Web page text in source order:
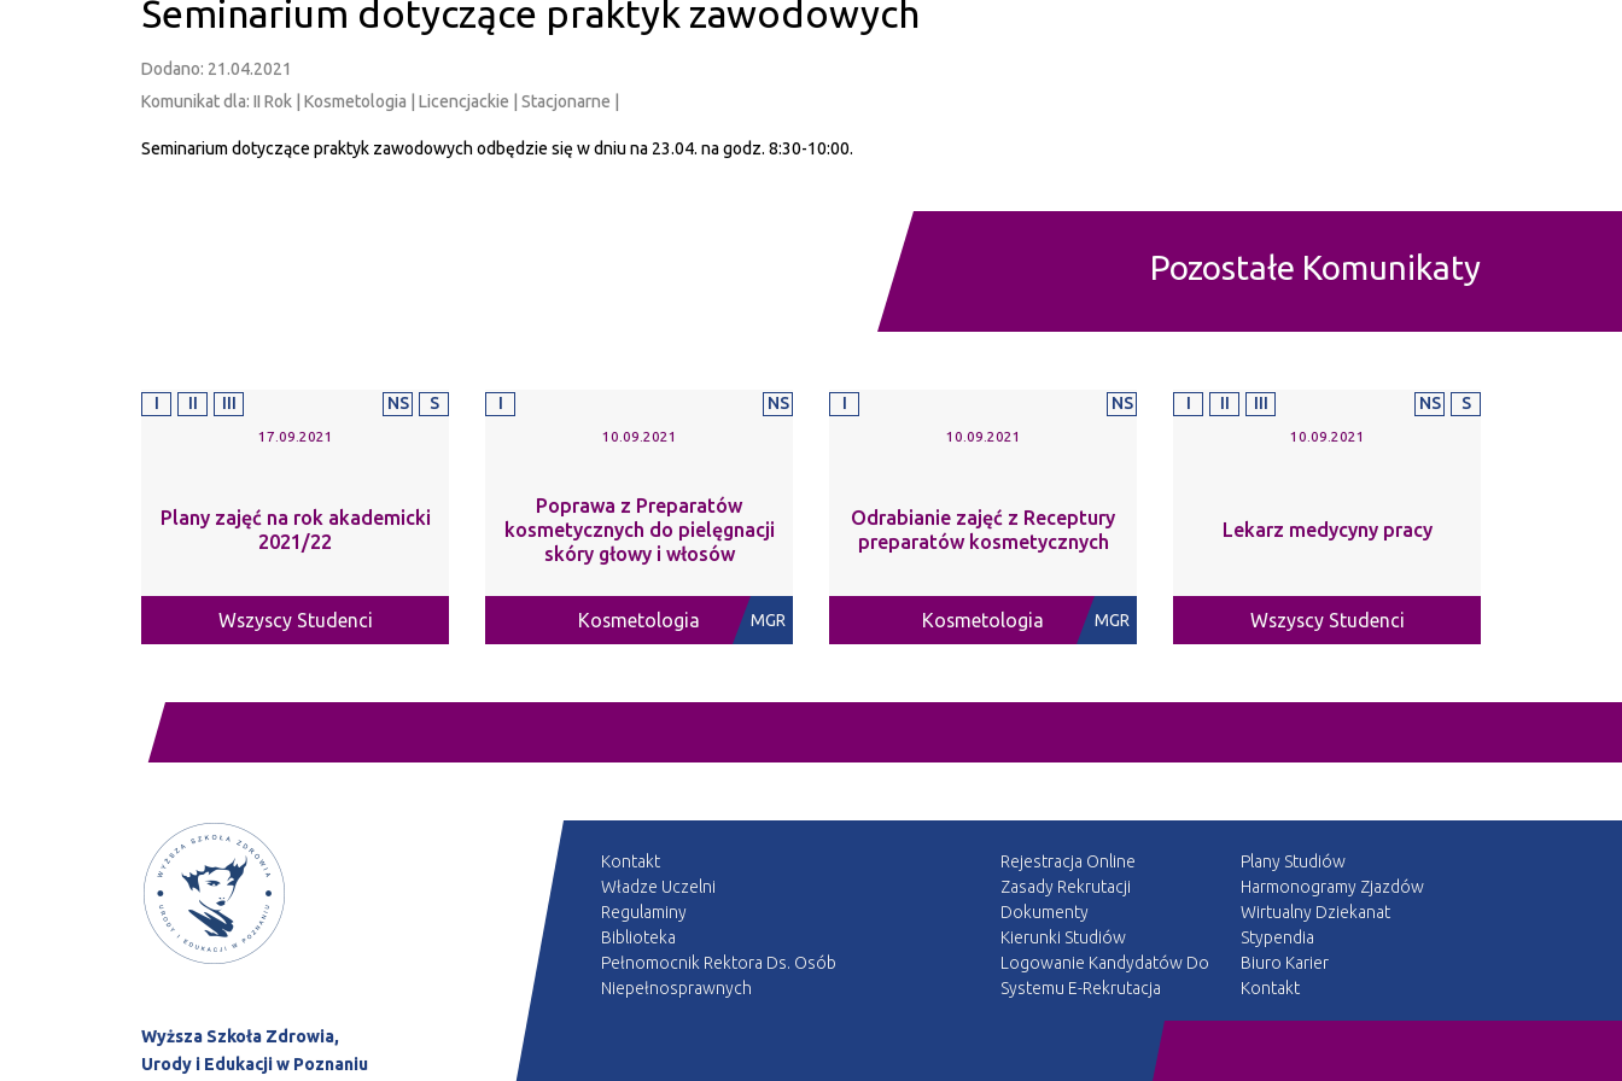
Seminarium dotyczące praktyk zawodowych
Dodano: 21.04.2021
Komunikat dla: II Rok | Kosmetologia | Licencjackie | Stacjonarne |
Seminarium dotyczące praktyk zawodowych odbędzie się w dniu na 23.04. na godz. 8:30-10:00.
Pozostałe Komunikaty
I II III NS S
17.09.2021
Plany zajęć na rok akademicki
2021/22
Wszyscy Studenci
I NS
10.09.2021
Poprawa z Preparatów
kosmetycznych do pielęgnacji
skóry głowy i włosów
Kosmetologia MGR
I NS
10.09.2021
Odrabianie zajęć z Receptury
preparatów kosmetycznych
Kosmetologia MGR
I II III NS S
10.09.2021
Lekarz medycyny pracy
Wszyscy Studenci
Wyższa Szkoła Zdrowia,
Urody i Edukacji w Poznaniu
Kontakt
Władze Uczelni
Regulaminy
Biblioteka
Pełnomocnik Rektora Ds. Osób
Niepełnosprawnych
Rejestracja Online
Zasady Rekrutacji
Dokumenty
Kierunki Studiów
Logowanie Kandydatów Do
Systemu E-Rekrutacja
Plany Studiów
Harmonogramy Zjazdów
Wirtualny Dziekanat
Stypendia
Biuro Karier
Kontakt